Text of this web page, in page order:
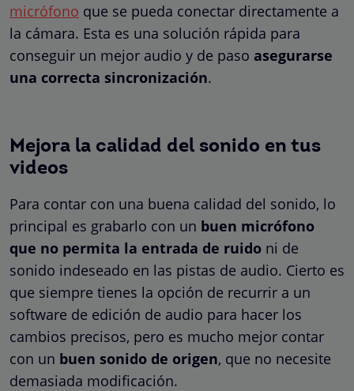
micrófono que se pueda conectar directamente a
la cámara. Esta es una solución rápida para
conseguir un mejor audio y de paso asegurarse
una correcta sincronización.
Mejora la calidad del sonido en tus
videos
Para contar con una buena calidad del sonido, lo
principal es grabarlo con un buen micrófono
que no permita la entrada de ruido ni de
sonido indeseado en las pistas de audio. Cierto es
que siempre tienes la opción de recurrir a un
software de edición de audio para hacer los
cambios precisos, pero es mucho mejor contar
con un buen sonido de origen, que no necesite
demasiada modificación.